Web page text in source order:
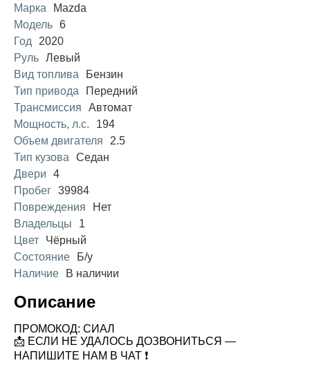
Марка
Mazda
Модель 6
Год
2020
Руль Левый
Вид топлива
Бензин
Тип привода
Передний
Трансмиссия
Автомат
Мощность, л.с.
194
Объем двигателя
2.5
Тип кузова
Седан
Двери
4
Пробег 39984
Повреждения
Нет
Владельцы
1
Цвет
Чёрный
Состояние
Б/у
Наличие
В наличии
Описание
ПРОМОКОД: СИАЛ
📩 ЕСЛИ НЕ УДАЛОСЬ ДОЗВОНИТЬСЯ —
НАПИШИТЕ НАМ В ЧАТ ❗